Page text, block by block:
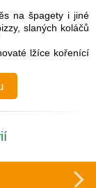
na špagety i jiné
slaných koláčů
lžíce kořenící
kořenící
pánvi olivový olej
se rozvonělo a